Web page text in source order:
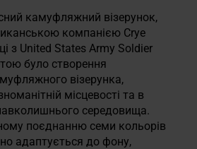
камуфляжний візерунок,
компанією Crye
з United States Army Soldier
було створення
візерунка,
місцевості та в
середовища.
поєднанню семи кольорів
адаптується до фону,